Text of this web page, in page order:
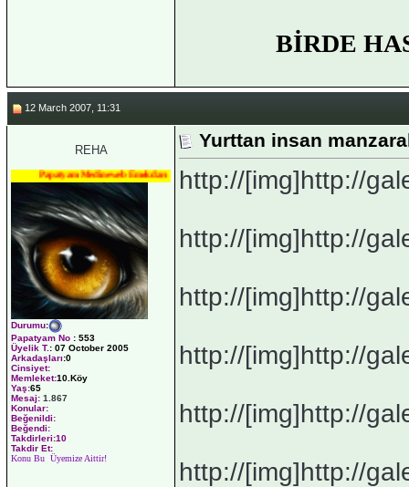
BİRDE
12 March 2007, 11:31
REHA
Papatyam Medineweb Emekdarı
Durumu:
Papatyam No : 553
Üyelik T.: 07 October 2005
Arkadaşları:0
Cinsiyet:
Memleket:10.Köy
Yaş:65
Mesaj: 1.867
Konular:
Beğenildi:
Beğendi:
Takdirleri:10
Takdir Et:
Konu Bu Üyemize Aittir!
Yurttan insan
http://[img]http://
http://[img]http://
http://[img]http://
http://[img]http://
http://[img]http://
http://[img]http://